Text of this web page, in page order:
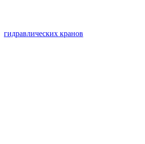
гидравлических кранов